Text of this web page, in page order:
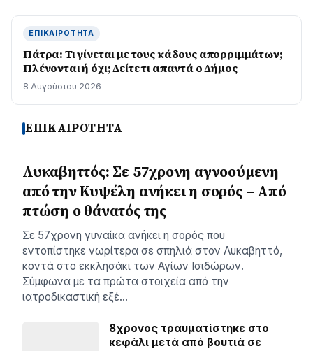
ΕΠΙΚΑΙΡΌΤΗΤΑ
Πάτρα: Τι γίνεται με τους κάδους απορριμμάτων;
Πλένονται ή όχι; Δείτε τι απαντά ο Δήμος
8 Αυγούστου 2026
ΕΠΙΚΑΙΡΟΤΗΤΑ
Λυκαβηττός: Σε 57χρονη αγνοούμενη
από την Κυψέλη ανήκει η σορός – Από
πτώση ο θάνατός της
Σε 57χρονη γυναίκα ανήκει η σορός που
εντοπίστηκε νωρίτερα σε σπηλιά στον Λυκαβηττό,
κοντά στο εκκλησάκι των Αγίων Ισιδώρων.
Σύμφωνα με τα πρώτα στοιχεία από την
ιατροδικαστική εξέ…
8χρονος τραυματίστηκε στο
κεφάλι μετά από βουτιά σε